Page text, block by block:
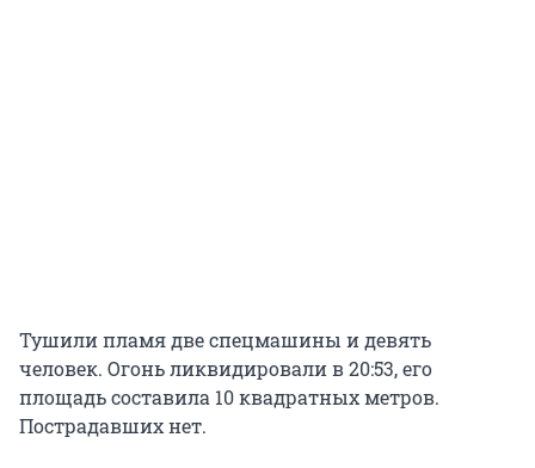
Тушили пламя две спецмашины и девять
человек. Огонь ликвидировали в 20:53, его
площадь составила 10 квадратных метров.
Пострадавших нет.